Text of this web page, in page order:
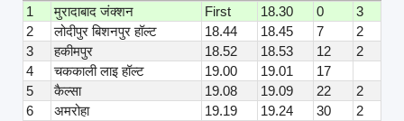
1
मुरादाबाद जंक्शन First 18.30 0
3
2
लोदीपुर बिशनपुर हॉल्ट 18.44 18.45 7
2
3
हकीमपुर 18.52 18.53 12
2
4
चककाली लाइ हॉल्ट 19.00 19.01
17
5
कैल्सा 19.08 19.09 22
2
6
अमरोहा 19.19 19.24 30
2